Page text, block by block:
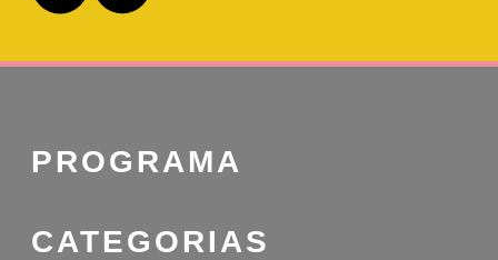
PROGRAMA
CATEGORIAS